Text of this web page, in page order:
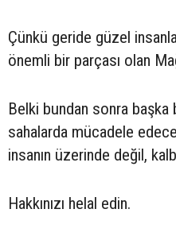
Çünkü geride güzel
önemli bir parçası olan
Belki bundan sonra
sahalarda mücadele
insanın üzerinde değil,
Hakkınızı helal edin.